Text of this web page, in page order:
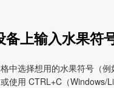
备上输入水果符
中选择想用的水果符号（例
使用 CTRL+C（Windows/